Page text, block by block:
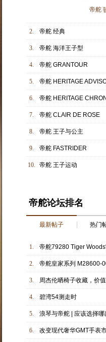
帝舵
2. 帝舵 经典
3. 帝舵 海洋王子型
4. 帝舵 GRANTOUR
5. 帝舵 HERITAGE
6. 帝舵 HERITAGE
7. 帝舵 CLAIR DE ROSE
8. 帝舵 王子与公主
9. 帝舵 FASTRIDER
10. 帝舵 王子运动
帝舵论坛排名
最新帖子 热门
1. 帝舵79280 Tiger Woods“熊猫眼”
2. 帝舵皇家系列 M28600-0005，
3. 周杰伦晒椅子收藏，价值
4. 碧湾54测走时
5. 浪琴与帝舵 | 应该选择哪
6. 改变现代奢华GMT手表